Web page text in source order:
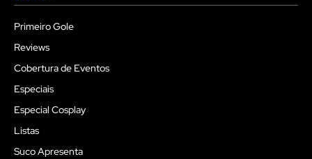
Primeiro Gole
Reviews
Cobertura de Eventos
Especiais
Especial Cosplay
Listas
Suco Apresenta